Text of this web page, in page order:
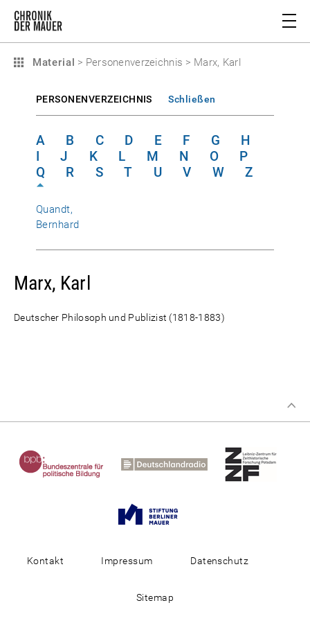
Material > Personenverzeichnis > Marx, Karl
PERSONENVERZEICHNIS Schließen
A B C D E F G
H
I
J K L M N O
P
Q
R S T U V W Z
Quandt,
Bernhard
Marx, Karl
Deutscher Philosoph und Publizist (1818-1883)
Kontakt Impressum Datenschutz
Sitemap